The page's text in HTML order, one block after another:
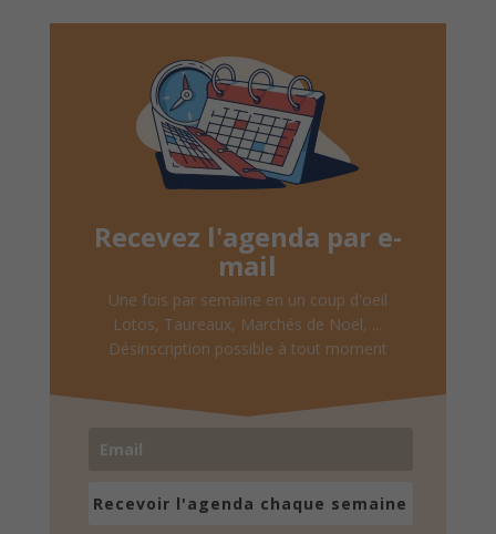
Recevez l'agenda par e-
mail
Une fois par semaine en un coup d'oeil
Lotos, Taureaux, Marchés de Noël, ...
Désinscription possible à tout moment
Recevoir l'agenda chaque semaine